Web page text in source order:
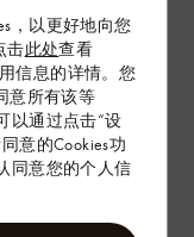
，以更好地向您
击此处查看
信息的详情。您
意所有该等
以通过点击“设
意的Cookies功
同意您的个人信